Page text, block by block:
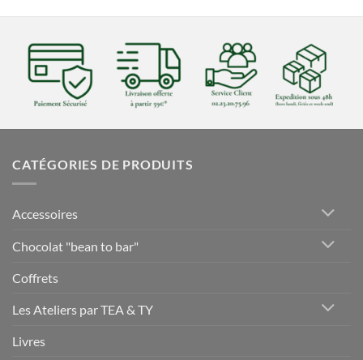
CATÉGORIES DE PRODUITS
Accessoires
Chocolat "bean to bar"
Coffrets
Les Ateliers par TEA & TY
Livres